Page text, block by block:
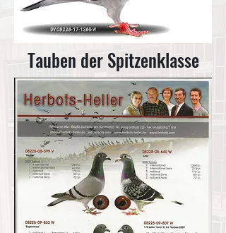
Tauben der Spitzenklasse